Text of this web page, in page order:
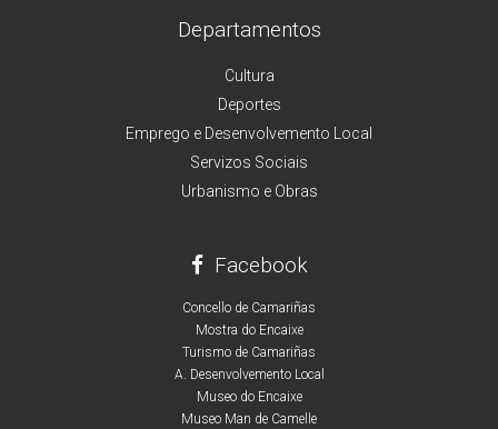
Departamentos
Cultura
Deportes
Emprego e Desenvolvemento Local
Servizos Sociais
Urbanismo e Obras
Facebook
Concello de Camariñas
Mostra do Encaixe
Turismo de Camariñas
A. Desenvolvemento Local
Museo do Encaixe
Museo Man de Camelle